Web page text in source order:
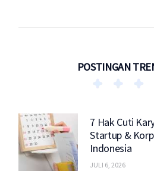
POSTINGAN
7 Hak Cuti
Startup &
Indonesia
JULI 6, 2026